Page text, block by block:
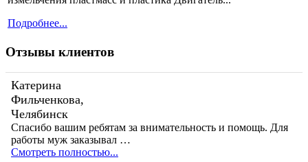
Подробнее...
Отзывы клиентов
Катерина
Фильченкова,
Челябинск
Спасибо вашим ребятам за внимательность и помощь. Для
работы муж заказывал …
Смотреть полностью...